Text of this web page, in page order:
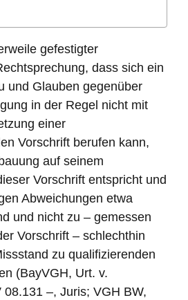
gefestigter
dass sich ein
und Glauben gegenüber
in der Regel nicht mit
einer
Vorschrift berufen kann,
auf seinem
Vorschrift entspricht und
Abweichungen etwa
und nicht zu – gemessen
Vorschrift – schlechthin
zu qualifizierenden
(BayVGH, Urt. v.
–, Juris; VGH BW,